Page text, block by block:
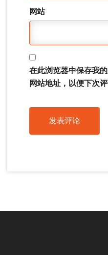
网站
在此浏览器中保存我
网站地址，以便下次评